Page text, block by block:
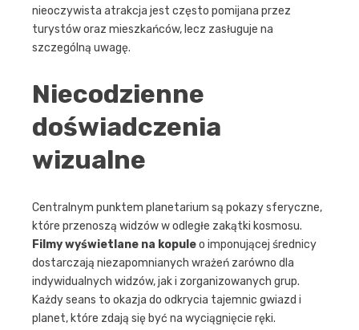
nieoczywista atrakcja jest często pomijana przez
turystów oraz mieszkańców, lecz zasługuje na
szczególną uwagę.
Niecodzienne
doświadczenia
wizualne
Centralnym punktem planetarium są pokazy sferyczne,
które przenoszą widzów w odległe zakątki kosmosu.
Filmy wyświetlane na kopuleo imponującej średnicy
dostarczają niezapomnianych wrażeń zarówno dla
indywidualnych widzów, jak i zorganizowanych grup.
Każdy seans to okazja do odkrycia tajemnic gwiazd i
planet, które zdają się być na wyciągnięcie ręki.